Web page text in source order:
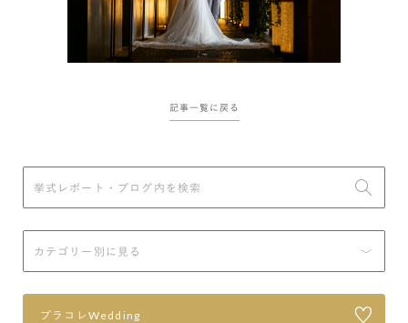
記事一覧に戻る
プラコレWedding